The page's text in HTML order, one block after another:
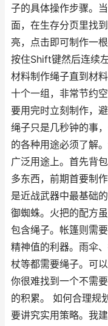
子的具体操作步骤。
面，在生存分页里找
亮，点击即可制作一
按住Shift键然后连续
材料制作绳子直到材
十个一组，非常节约
要用完时立刻制作，
绳子只是几秒钟的事
的各种用途必须了解
广泛用途上。首先背
多东西，前期首要制
是近战武器中最基础
御蜘蛛。火把的配方
包含绳子。帐篷则需
精神值的利器。雨伞
杖等都需要绳子。可
你很难找到一个不需
的积累。 如何合理规
要讲究实用策略。我